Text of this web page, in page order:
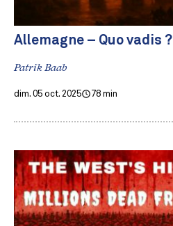
Allemagne – Quo vadis ?
Patrik Baab
dim. 05 oct. 2025 78 min